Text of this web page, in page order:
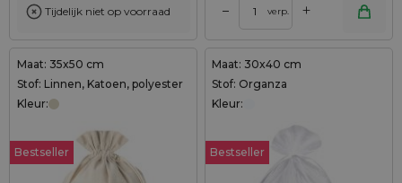
Tijdelijk niet op voorraad – verp. +
Maat: 35x50 cm
Stof: Linnen, Katoen, polyester
Kleur:
Bestseller
Maat: 30x40 cm
Stof: Organza
Kleur:
Bestseller